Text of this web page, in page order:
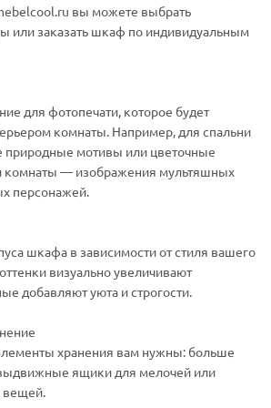
вы можете выбрать
или заказать шкаф по индивидуальным
для фотопечати, которое будет
комнаты. Например, для спальни
природные мотивы или цветочные
комнаты — изображения мультяшных
персонажей.
шкафа в зависимости от стиля вашего
визуально увеличивают
добавляют уюта и строгости.
хранения вам нужны: больше
ящики для мелочей или
вещей.